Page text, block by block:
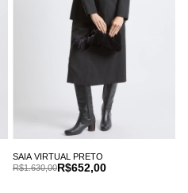
SAIA VIRTUAL PRETO
R$652,00
R$1.630,00